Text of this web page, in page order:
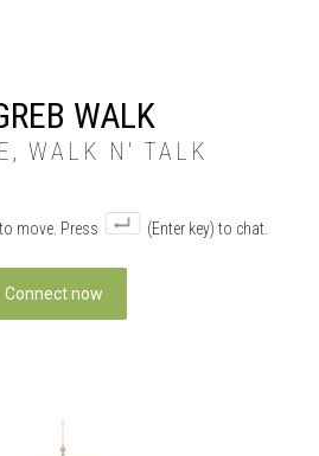
WALK
WALK N' TALK
to move. Press (Enter key) to chat.
Connect now